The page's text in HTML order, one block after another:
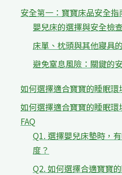
安全第一：寶寶床品安全指
嬰兒床的選擇與安全檢查
床單、枕頭與其他寢具
避免窒息風險：關鍵的
如何選擇適合寶寶的睡眠
如何選擇適合寶寶的睡眠
FAQ
Q1. 選擇嬰兒床墊時，
度？
Q2. 如何選擇合適寶寶